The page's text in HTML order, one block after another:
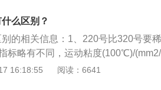
强，在价格方面，由于GL-5齿轮油比
友却有这么一个误区，用贵点的齿轮
么区别？
的相关信息：1、220号比320号要
标略有不同，运动粘度(100℃)/(mm2/
其他参数基本一致，使用中一定要根
16:18:55 阅读：6641